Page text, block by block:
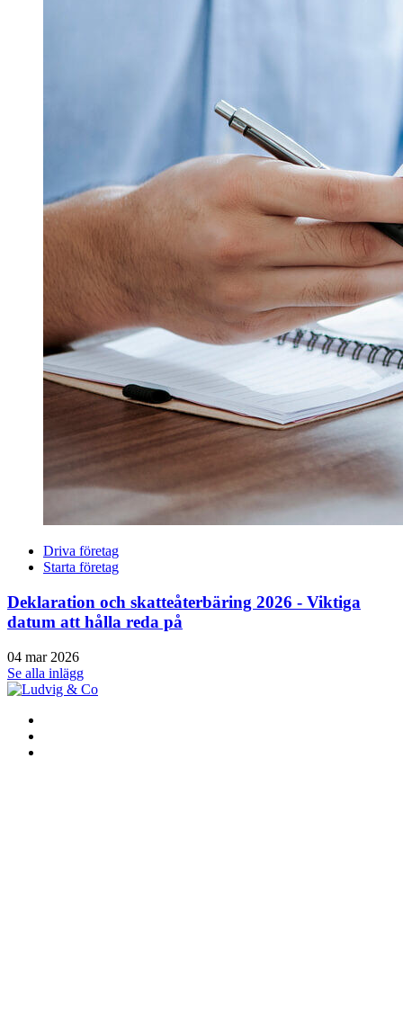
Driva företag
Starta företag
Deklaration och skatteåterbäring 2026 - Viktiga
datum att hålla reda på
04 mar 2026
Se alla inlägg